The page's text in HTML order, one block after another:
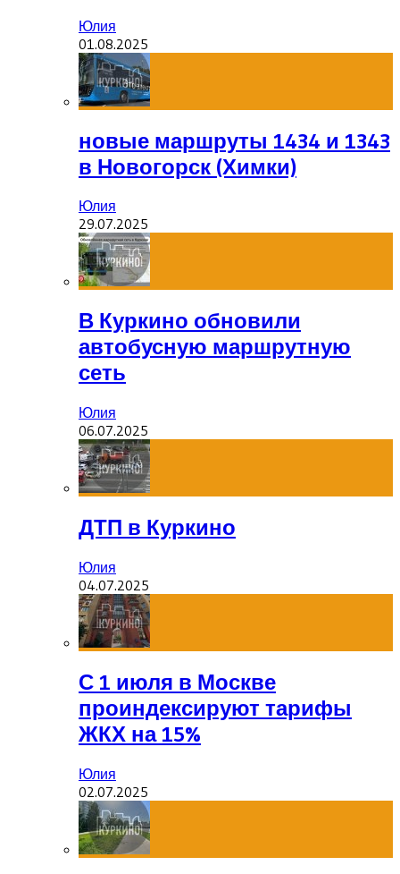
Юлия
01.08.2025
новые маршруты 1434 и 1343
в Новогорск (Химки)
Юлия
29.07.2025
В Куркино обновили
автобусную маршрутную
сеть
Юлия
06.07.2025
ДТП в Куркино
Юлия
04.07.2025
С 1 июля в Москве
проиндексируют тарифы
ЖКХ на 15%
Юлия
02.07.2025